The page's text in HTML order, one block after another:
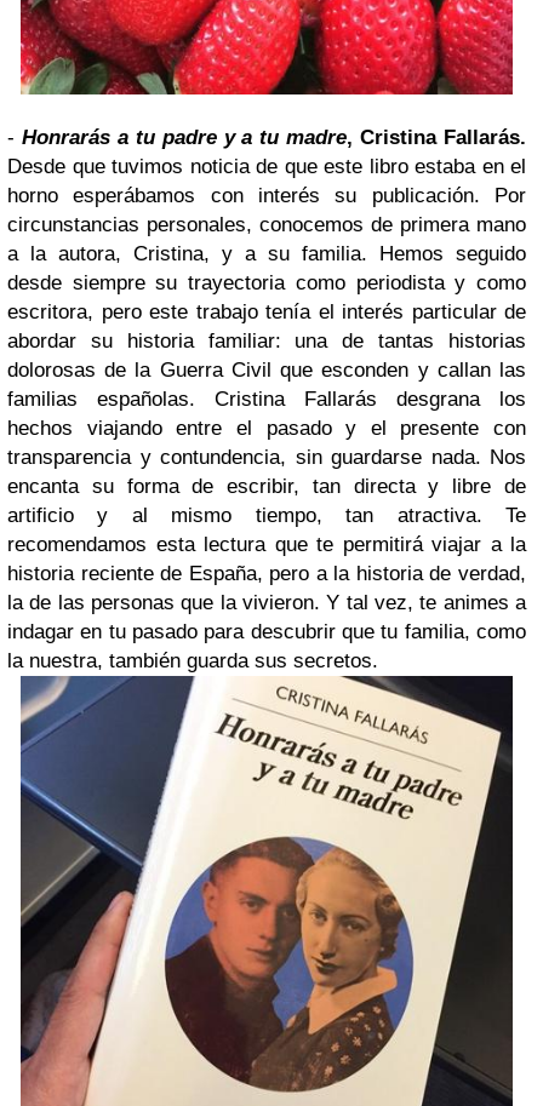
- Honrarás a tu padre y a tu madre, Cristina Fallarás.
Desde que tuvimos noticia de que este libro estaba en el
horno esperábamos con interés su publicación. Por
circunstancias personales, conocemos de primera mano
a la autora, Cristina, y a su familia. Hemos seguido
desde siempre su trayectoria como periodista y como
escritora, pero este trabajo tenía el interés particular de
abordar su historia familiar: una de tantas historias
dolorosas de la Guerra Civil que esconden y callan las
familias españolas. Cristina Fallarás desgrana los
hechos viajando entre el pasado y el presente con
transparencia y contundencia, sin guardarse nada. Nos
encanta su forma de escribir, tan directa y libre de
artificio y al mismo tiempo, tan atractiva. Te
recomendamos esta lectura que te permitirá viajar a la
historia reciente de España, pero a la historia de verdad,
la de las personas que la vivieron. Y tal vez, te animes a
indagar en tu pasado para descubrir que tu familia, como
la nuestra, también guarda sus secretos.